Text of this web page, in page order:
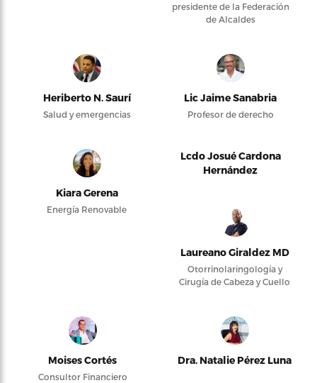
presidente de la Federación
de Alcaldes
Heriberto N. Saurí
Salud y emergencias
Lic Jaime Sanabria
Profesor de derecho
Kiara Gerena
Energía Renovable
Lcdo Josué Cardona
Hernández
Laureano Giraldez MD
Otorrinolaringología y
Cirugía de Cabeza y Cuello
Moises Cortés
Consultor Financiero
Dra. Natalie Pérez Luna